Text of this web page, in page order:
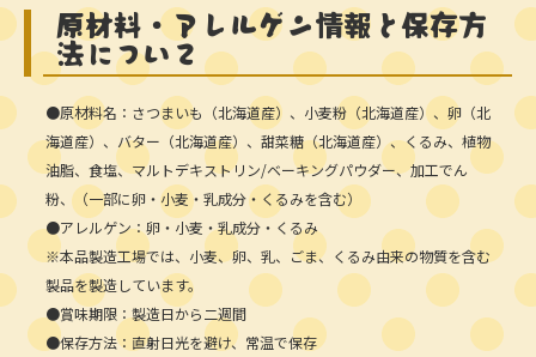
原材料・アレルゲン情報と保存方
法について
●原材料名：さつまいも（北海道産）、小麦粉（北海道産）、卵（北
海道産）、バター（北海道産）、甜菜糖（北海道産）、くるみ、植物
油脂、食塩、マルトデキストリン/ベーキングパウダー、加工でん
粉、（一部に卵・小麦・乳成分・くるみを含む）
●アレルゲン：卵・小麦・乳成分・くるみ
※本品製造工場では、小麦、卵、乳、ごま、くるみ由来の物質を含む
製品を製造しています。
●賞味期限：製造日から二週間
●保存方法：直射日光を避け、常温で保存